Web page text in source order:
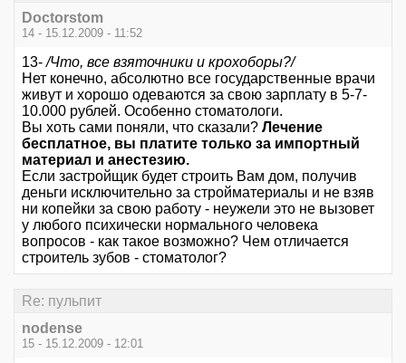
Doctorstom
14 - 15.12.2009 - 11:52
13-/Что, все взяточники и крохоборы?/
Нет конечно, абсолютно все государственные врачи
живут и хорошо одеваются за свою зарплату в 5-7-
10.000 рублей. Особенно стоматологи.
Вы хоть сами поняли, что сказали? Лечение
бесплатное, вы платите только за импортный
материал и анестезию.
Если застройщик будет строить Вам дом, получив
деньги исключительно за стройматериалы и не взяв
ни копейки за свою работу - неужели это не вызовет
у любого психически нормального человека
вопросов - как такое возможно? Чем отличается
строитель зубов - стоматолог?
Re: пульпит
nodense
15 - 15.12.2009 - 12:01